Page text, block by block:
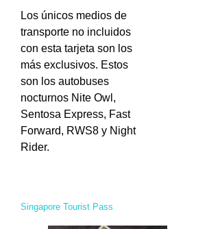
Los únicos medios de
transporte no incluidos
con esta tarjeta son los
más exclusivos. Estos
son los autobuses
nocturnos Nite Owl,
Sentosa Express, Fast
Forward, RWS8 y Night
Rider.
Singapore Tourist Pass